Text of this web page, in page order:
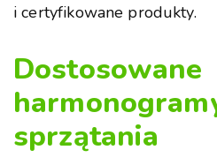
i certyfikowane produkty.
Dostosowane
sprzątania